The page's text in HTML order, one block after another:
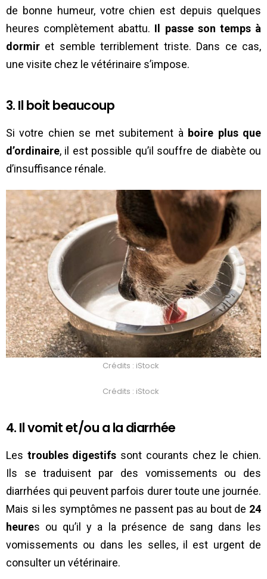
de bonne humeur, votre chien est depuis quelques
heures complètement abattu. Il passe son temps à
dormir et semble terriblement triste. Dans ce cas,
une visite chez le vétérinaire s’impose.
3. Il boit beaucoup
Si votre chien se met subitement à boire plus que
d’ordinaire, il est possible qu’il souffre de diabète ou
d’insuffisance rénale.
Crédits : iStock
Crédits : iStock
4. Il vomit et/ou a la diarrhée
Les troubles digestifs sont courants chez le chien.
Ils se traduisent par des vomissements ou des
diarrhées qui peuvent parfois durer toute une journée.
Mais si les symptômes ne passent pas au bout de 24
heures ou qu’il y a la présence de sang dans les
vomissements ou dans les selles, il est urgent de
consulter un vétérinaire.